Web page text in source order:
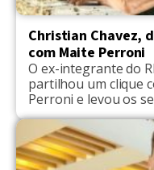
Christian Chavez,
com Maite Perroni
O ex-integrante do
partilhou um clique
Perroni e levou os
imagem os dois
recebe o
amo" para o ator. A
curtidas e variados